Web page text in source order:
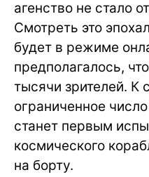
агенство не стало
Смотреть это
будет в режиме
предполагалось,
тысячи зрителей. К
ограниченное
станет первым
космического
на борту.